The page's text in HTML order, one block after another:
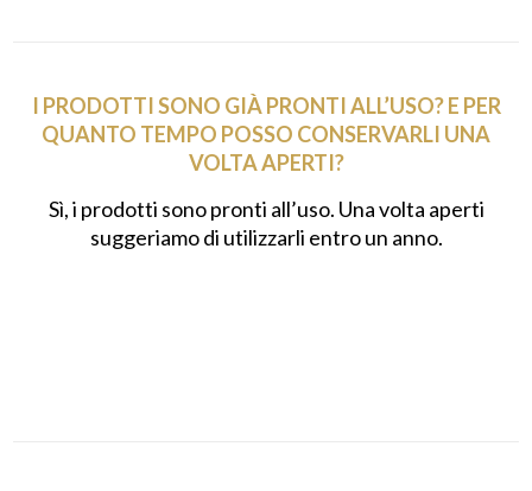
I PRODOTTI SONO GIÀ PRONTI ALL’USO? E PER
QUANTO TEMPO POSSO CONSERVARLI UNA
VOLTA APERTI?
Sì, i prodotti sono pronti all’uso. Una volta aperti
suggeriamo di utilizzarli entro un anno.